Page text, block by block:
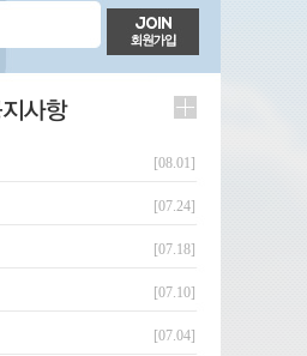
[08.01]
[07.24]
[07.18]
[07.10]
[07.04]